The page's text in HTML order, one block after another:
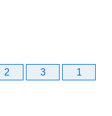
2 3 1